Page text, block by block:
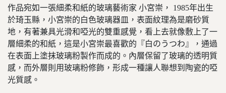
作品宛如一張細柔和紙的玻璃藝術家 小宮崇， 1985年出生
於琦玉縣， 小宮崇的白色玻璃器皿，表面紋理為是磨砂質
地，有著兼具光滑和啞光的雙重感覺，看上去就像敷上了一
層細柔的和紙，這是小宮崇最喜歡的『白のうつわ』，通過
在表面上塗抹玻璃粉製作而成的。內層保留了玻璃的透明質
感，而外層則用玻璃粉修飾，形成一種讓人聯想到陶瓷的啞
光質感。